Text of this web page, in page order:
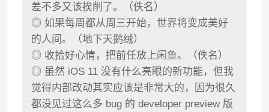
差不多又该挨削了。（佚名）
◎ 如果每周都从周三开始，世界将变成美好
的人间。（地下天鹅绒）
◎ 收拾好心情，把前任放上闲鱼。（佚名）
◎ 虽然 iOS 11 没有什么亮眼的新功能，但我
觉得内部改动其实应该是非常大的，因为很久
都没见过这么多 bug 的 developer preview 版